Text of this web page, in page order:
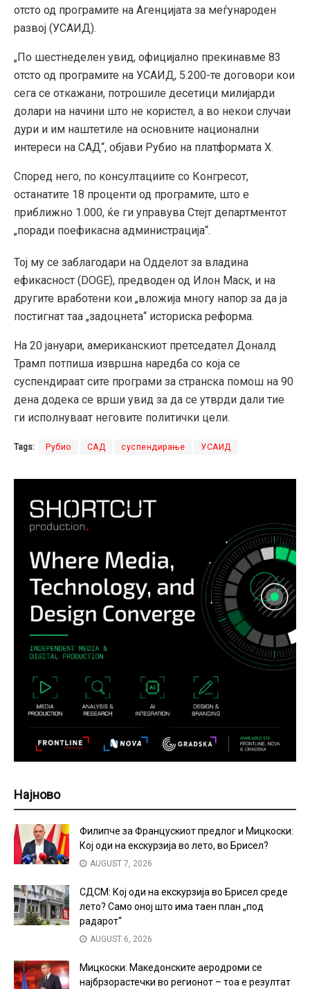
отсто од програмите на Агенцијата за меѓународен
развој (УСАИД).
„По шестнеделен увид, официјално прекинавме 83
отсто од програмите на УСАИД, 5.200-те договори кои
сега се откажани, потрошиле десетици милијарди
долари на начини што не користел, а во некои случаи
дури и им наштетиле на основните национални
интереси на САД“, објави Рубио на платформата X.
Според него, по консултациите со Конгресот,
останатите 18 проценти од програмите, што е
приближно 1.000, ќе ги управува Стејт департментот
„поради поефикасна администрација“.
Тој му се заблагодари на Одделот за владина
ефикасност (DOGE), предводен од Илон Маск, и на
другите вработени кои „вложија многу напор за да ја
постигнат таа „задоцнета“ историска реформа.
На 20 јануари, американскиот претседател Доналд
Трамп потпиша извршна наредба со која се
суспендираат сите програми за странска помош на 90
дена додека се врши увид за да се утврди дали тие
ги исполнуваат неговите политички цели.
Tags: Рубио САД суспендирање УСАИД
Најново
Филипче за Францускиот предлог и Мицкоски:
Кој оди на екскурзија во лето, во Брисел?
AUGUST 7, 2026
СДСМ: Кој оди на екскурзија во Брисел среде
лето? Само оној што има таен план „под
радарот“
AUGUST 6, 2026
Мицкоски: Македонските аеродроми се
најбрзорастечки во регионот – тоа е резултат